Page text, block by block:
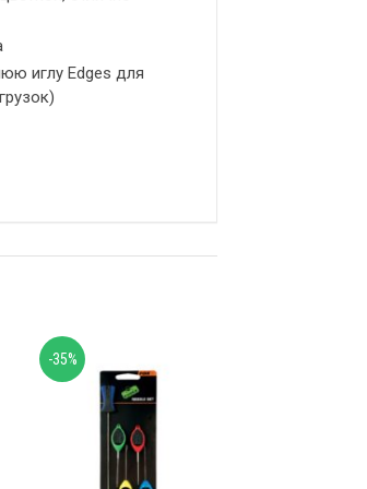
иглу Edges для
-35%